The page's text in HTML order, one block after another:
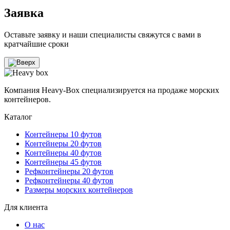
Заявка
Оставьте заявку и наши специалисты свяжутся с вами в
кратчайшие сроки
Компания Heavy-Box специализируется на продаже морских
контейнеров.
Каталог
Контейнеры 10 футов
Контейнеры 20 футов
Контейнеры 40 футов
Контейнеры 45 футов
Рефконтейнеры 20 футов
Рефконтейнеры 40 футов
Размеры морских контейнеров
Для клиента
О нас